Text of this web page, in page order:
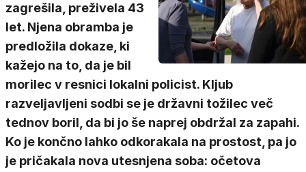
zagrešila, preživela 43
let. Njena obramba je
predložila dokaze, ki
kažejo na to, da je bil
morilec v resnici lokalni policist. Kljub
razveljavljeni sodbi se je državni tožilec več
tednov boril, da bi jo še naprej obdržal za zapahi.
Ko je končno lahko odkorakala na prostost, pa jo
je pričakala nova utesnjena soba: očetova